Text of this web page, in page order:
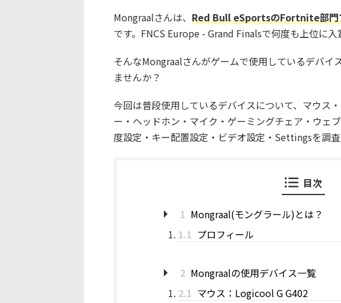
Mongraalさんは、 Red Bull eSportsのFortnite部門
です。FNCS Europe - Grand Finalsで何度も上位に入
そんなMongraalさんがゲームで使用しているデバイ
ませんか？
今回は普段使用しているデバイスについて、マウス
ー・ヘッドホン・マイク・ゲーミングチェア・ウェ
度設定・キー配置設定・ビデオ設定・Settingsを調
目次
1 Mongraal(モングラール)とは？
1.1 プロフィール
2 Mongraalの使用デバイス一覧
2.1 マウス：Logicool G G402